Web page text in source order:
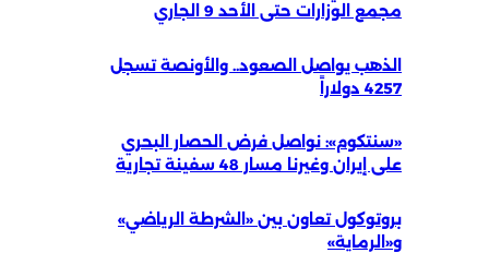
مجمع الوزارات حتى الأحد 9 الجاري
الذهب يواصل الصعود.. والأونصة تسجل
4257 دولاراً
«سنتكوم»: نواصل فرض الحصار البحري
على إيران وغيرنا مسار 48 سفينة تجارية
بروتوكول تعاون بين «الشرطة الرياضي»
و«الرماية»